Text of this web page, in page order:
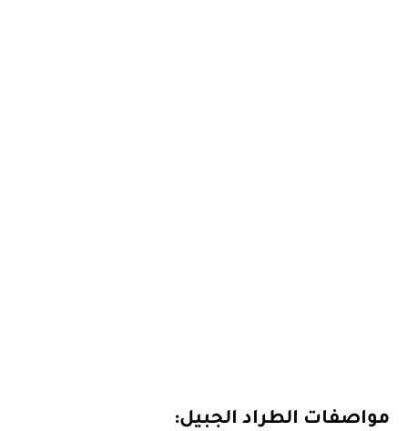
مواصفات الطراد الجبيل: